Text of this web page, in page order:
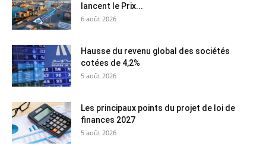
lancent le Prix...
6 août 2026
Hausse du revenu global des sociétés
cotées de 4,2%
5 août 2026
Les principaux points du projet de loi de
finances 2027
5 août 2026